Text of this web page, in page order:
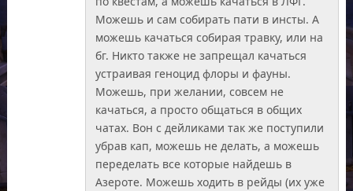
Можешь и сам собирать пати в инсты. А
можешь качаться собирая травку, или на
бг. Никто также не запрещал качаться
устраивая геноцид флоры и фауны.
Можешь, при желании, совсем не
качаться, а просто общаться в общих
чатах. Вон с дейликами так же поступили
убрав кап, можешь не делать, а можешь
переделать все которые найдешь в
Азероте. Можешь ходить в рейды (их уже